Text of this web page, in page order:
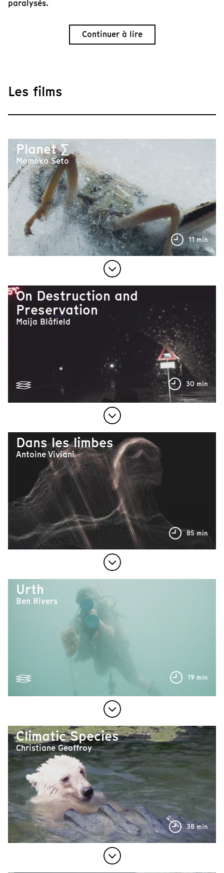
paralysés.
Continuer à lire
Les films
Planet ∑
Momoko Seto
11 min
On Destruction and
Preservation
Maija Blåfield
30 min
Dans les limbes
Antoine Viviani
85 min
Urth
Ben Rivers
19 min
Climatic Species
Christiane Geoffroy
38 min